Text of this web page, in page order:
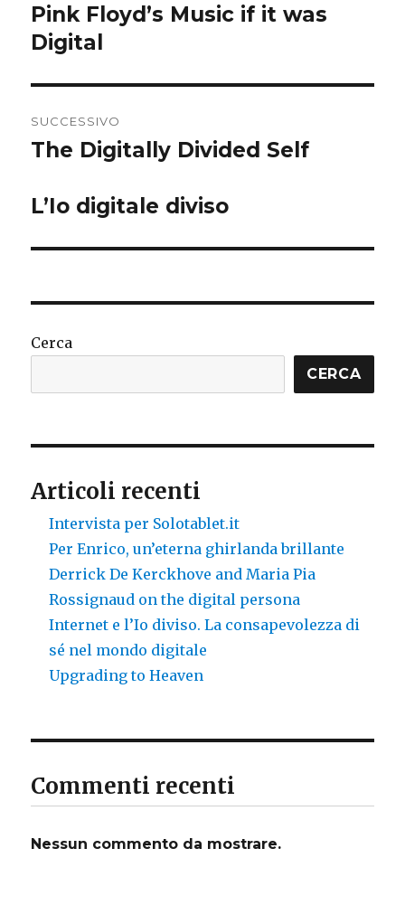
precedente:
Pink Floyd’s Music if it was
Digital
SUCCESSIVO
Articolo
The Digitally Divided Self
L’Io digitale diviso
Cerca
CERCA
Articoli recenti
Intervista per Solotablet.it
Per Enrico, un’eterna ghirlanda brillante
Derrick De Kerckhove and Maria Pia
Rossignaud on the digital persona
Internet e l’Io diviso. La consapevolezza di
sé nel mondo digitale
Upgrading to Heaven
Commenti recenti
Nessun commento da mostrare.